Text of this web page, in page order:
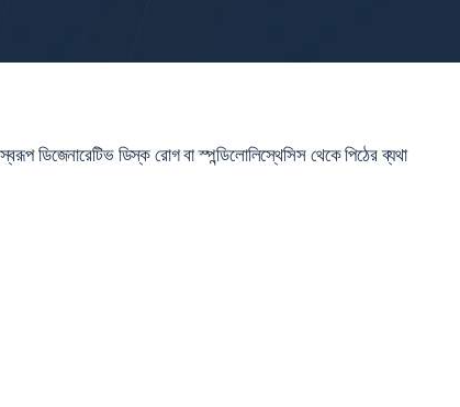
ডিজেনারেটিভ ডিস্ক রোগ বা স্পন্ডিলোলিস্থেসিস থেকে পিঠের ব্যথা